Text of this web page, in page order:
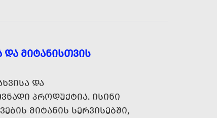
ᲓᲐ ᲛᲘᲢᲐᲜᲘᲡᲗᲕᲘᲡ
ᲓᲐ
ᲞᲠᲝᲓᲣᲥᲢᲘᲐ. ᲘᲡᲘᲜᲘ
ᲛᲘᲢᲐᲜᲘᲡ ᲡᲔᲠᲕᲘᲡᲔᲑᲨᲘ,